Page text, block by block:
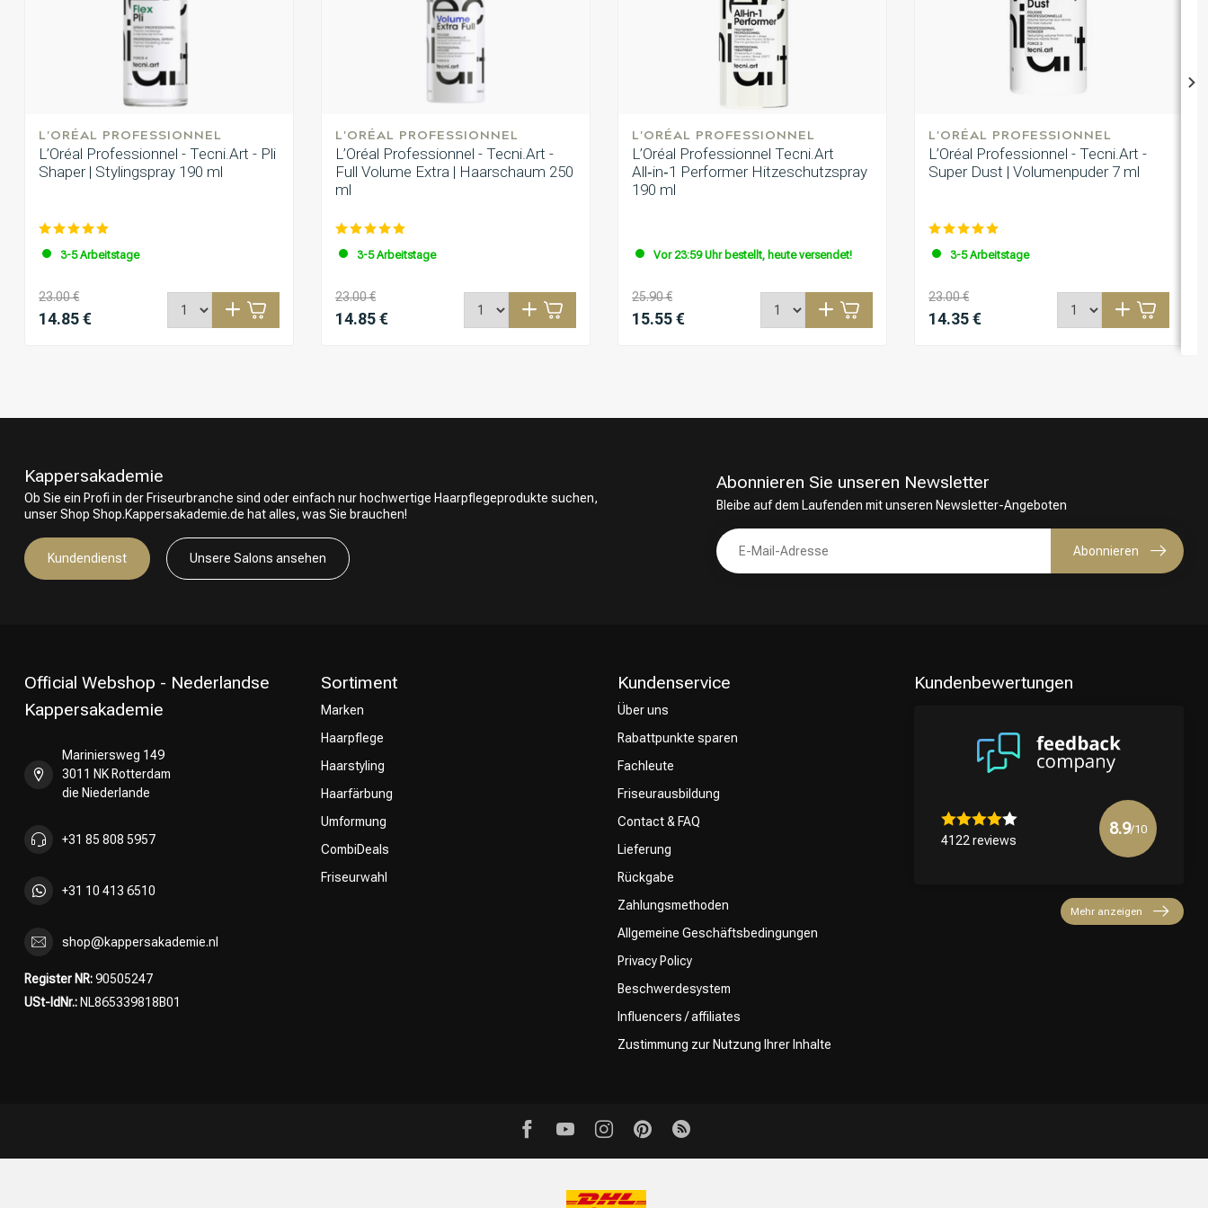
L'ORÉAL PROFESSIONNEL
L’Oréal Professionnel - Tecni.Art - Pli
Shaper | Stylingspray 190 ml
3-5 Arbeitstage
23.00 €
14.85 €
L'ORÉAL PROFESSIONNEL
L’Oréal Professionnel - Tecni.Art -
Full Volume Extra | Haarschaum 250
ml
3-5 Arbeitstage
23.00 €
14.85 €
L'ORÉAL PROFESSIONNEL
L’Oréal Professionnel Tecni.Art
All‑in‑1 Performer Hitzeschutzspray
190 ml
Vor 23:59 Uhr bestellt, heute versendet!
25.90 €
15.55 €
L'ORÉAL PROFESSIONNEL
L’Oréal Professionnel - Tecni.Art -
Super Dust | Volumenpuder 7 ml
3-5 Arbeitstage
23.00 €
14.35 €
Kappersakademie
Ob Sie ein Profi in der Friseurbranche sind oder einfach nur hochwertige Haarpflegeprodukte suchen,
unser Shop Shop.Kappersakademie.de hat alles, was Sie brauchen!
Kundendienst Unsere Salons ansehen
Abonnieren Sie unseren Newsletter
Bleibe auf dem Laufenden mit unseren Newsletter-Angeboten
Abonnieren
Official Webshop - Nederlandse
Kappersakademie
Mariniersweg 149
3011 NK Rotterdam
die Niederlande
+31 85 808 5957
+31 10 413 6510
shop@kappersakademie.nl
Register NR:90505247
USt-IdNr.: NL865339818B01
Sortiment
Marken
Haarpflege
Haarstyling
Haarfärbung
Umformung
CombiDeals
Friseurwahl
Kundenservice
Über uns
Rabattpunkte sparen
Fachleute
Friseurausbildung
Contact & FAQ
Lieferung
Rückgabe
Zahlungsmethoden
Allgemeine Geschäftsbedingungen
Privacy Policy
Beschwerdesystem
Influencers / affiliates
Zustimmung zur Nutzung Ihrer Inhalte
Kundenbewertungen
4122 reviews
8.9/10
Mehr anzeigen